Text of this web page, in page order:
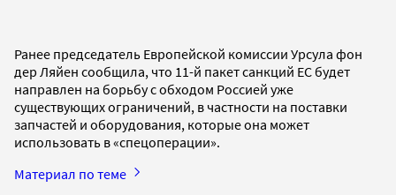
Ранее председатель Европейской комиссии Урсула фон
дер Ляйен сообщила, что 11-й пакет санкций ЕС будет
направлен на борьбу с обходом Россией уже
существующих ограничений, в частности на поставки
запчастей и оборудования, которые она может
использовать в «спецоперации».
Материал по теме